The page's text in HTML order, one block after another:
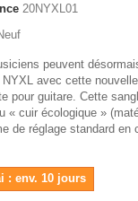
20NYXL01
peuvent
avec cette
pour guitare. Cette
« cuir écologique »
de réglage standard en
: env. 10 jours